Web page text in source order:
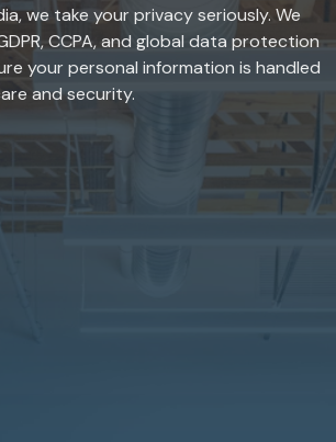
we take your privacy seriously. We
CCPA, and global data protection
your personal information is handled
and security.